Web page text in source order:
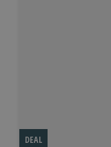
DEAL